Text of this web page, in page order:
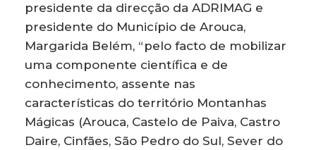
presidente da direcção da ADRIMAG e
presidente do Município de Arouca,
Margarida Belém, “pelo facto de mobilizar
uma componente científica e de
conhecimento, assente nas
características do território Montanhas
Mágicas (Arouca, Castelo de Paiva, Castro
Daire, Cinfães, São Pedro do Sul, Sever do